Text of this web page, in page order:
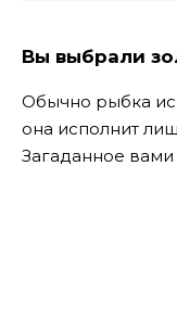
Вы выбрали
Обычно рыбка
она исполнит
Загаданное вами